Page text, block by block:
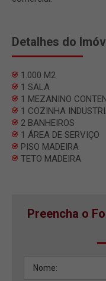
Detalhes do
1.000 M2
1 SALA
1 MEZANINO
1 COZINHA
2 BANHEIROS
1 ÁREA DE SERVIÇO
PISO MADEIRA
TETO MADEIRA
Preencha o